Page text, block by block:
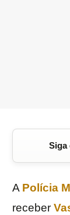
Siga
A Polícia
receber